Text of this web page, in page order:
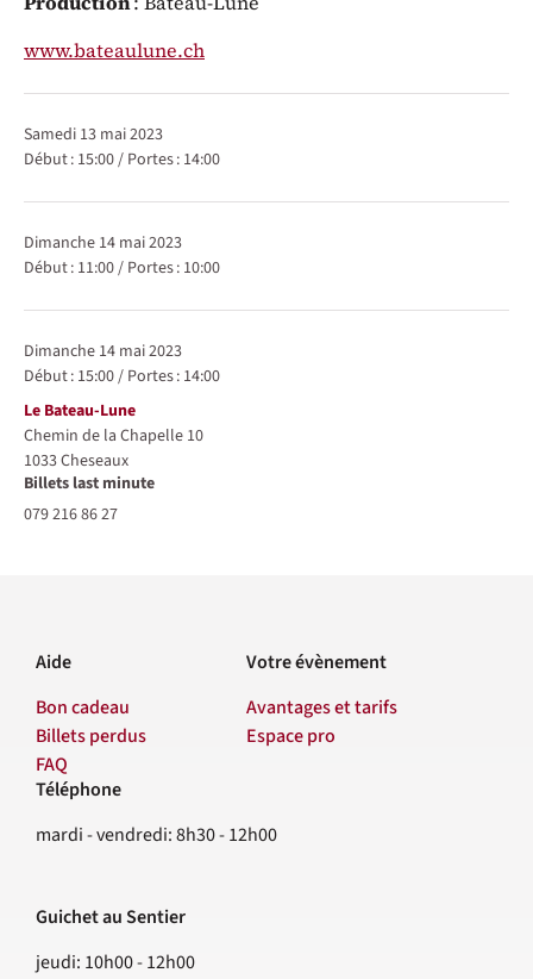
www.bateaulune.ch
samedi 13 mai 2023
Début : 15:00/ Portes : 14:00
dimanche 14 mai 2023
Début : 11:00/ Portes : 10:00
dimanche 14 mai 2023
Début : 15:00/ Portes : 14:00
Lieu
Le Bateau-Lune
Chemin de la Chapelle 10
1033Cheseaux
Billets last minute
079 216 86 27
Aide
Bon cadeau
Billets perdus
FAQ
Votre évènement
Avantages et tarifs
Espace pro
Contact
Téléphone
mardi - vendredi: 8h30 - 12h00
Guichet au Sentier
jeudi: 10h00 - 12h00